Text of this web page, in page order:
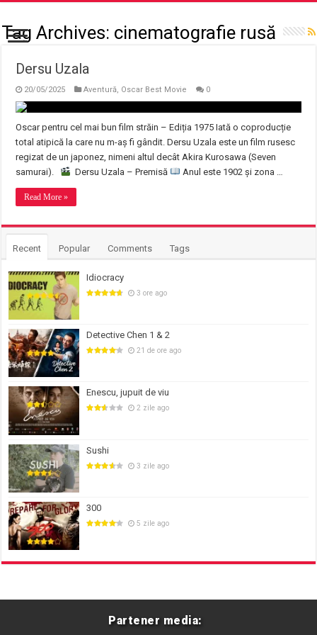
Tag Archives: cinematografie rusă
Dersu Uzala
20/05/2025 Aventură, Oscar Best Movie 0
Oscar pentru cel mai bun film străin – Ediția 1975 Iată o coproducție
total atipică la care nu m-aș fi gândit. Dersu Uzala este un film rusesc
regizat de un japonez, nimeni altul decât Akira Kurosawa (Seven
samurai).
Dersu Uzala – Premisă Anul este 1902 și zona …
Read More »
Recent Popular Comments Tags
Idiocracy
3 ore ago
Detective Chen 1 & 2
21 de ore ago
Enescu, jupuit de viu
2 zile ago
Sushi
3 zile ago
300
5 zile ago
Partener media: